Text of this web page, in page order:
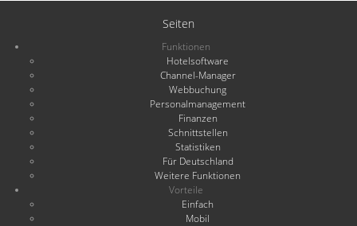
Seiten
Funktionen
Hotelsoftware
Channel-Manager
Webbuchung
Personalmanagement
Finanzen
Schnittstellen
Statistiken
Für Deutschland
Weitere Funktionen
Vorteile
Einfach
Mobil